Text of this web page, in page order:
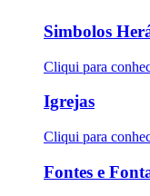
Simbolos
Cliqui para
Igrejas
Cliqui para
Fontes e